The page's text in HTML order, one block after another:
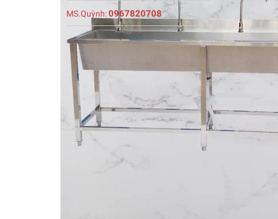
MS.Quỳnh:0967820708